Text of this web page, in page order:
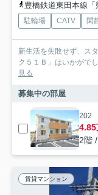
豊橋鉄道東田本線
駐輪場 CATV 閑
新生活を失敗せず、ス
ク５１Ｂ」はいかがで
見る
募集中の部屋
202
4.85
2階
賃貸マンション